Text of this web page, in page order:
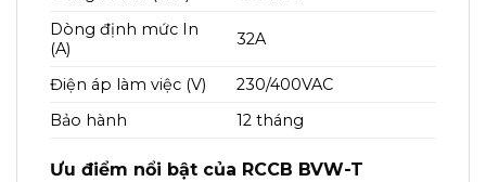
Dòng định mức In
(A)
32A
Điện áp làm việc (V)
230/400VAC
Bảo hành
12 tháng
Ưu điểm nổi bật của RCCB BVW-T